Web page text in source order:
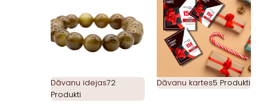
Dāvanu idejas72
Produkti
Dāvanu kartes5 Produkti